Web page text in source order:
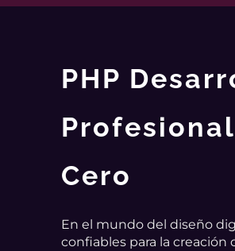
PHP
Cero
En el mundo del diseño
confiables para la creación